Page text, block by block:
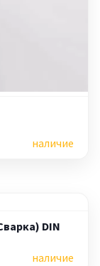
наличие
DIN
наличие